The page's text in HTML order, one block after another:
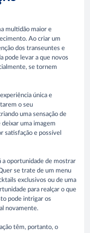
multidão maior e
Ao criar um
dos transeuntes e
pode levar a que novos
se tornem
única e
o seu
uma sensação de
uma imagem
satisfação e possível
a oportunidade de mostrar
se trate de um menu
exclusivos ou de uma
para realçar o que
pode intrigar os
novamente.
têm, portanto, o